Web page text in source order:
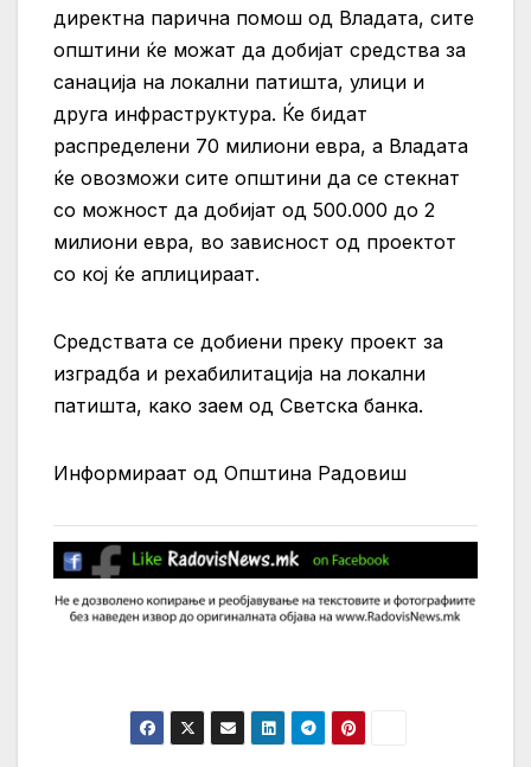
директна парична помош од Владата, сите
општини ќе можат да добијат средства за
санација на локални патишта, улици и
друга инфраструктура. Ќе бидат
распределени 70 милиони евра, а Владата
ќе овозможи сите општини да се стекнат
со можност да добијат од 500.000 до 2
милиони евра, во зависност од проектот
со кој ќе аплицираат.
Средствата се добиени преку проект за
изградба и рехабилитација на локални
патишта, како заем од Светска банка.
Информираат од Општина Радовиш